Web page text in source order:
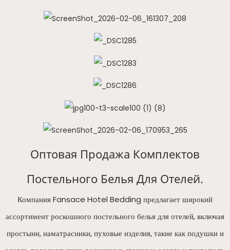
Оптовая Продажа Комплектов
Постельного Белья Для Отелей.
Компания Fansace Hotel Bedding предлагает широкий
ассортимент роскошного постельного белья для отелей, включая
простыни, наматрасники, пуховые изделия, такие как подушки и